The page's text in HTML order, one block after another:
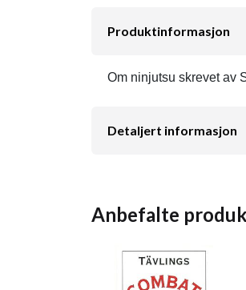
Produktinformasjon
Om ninjutsu skrevet av
Detaljert informasjon
Anbefalte